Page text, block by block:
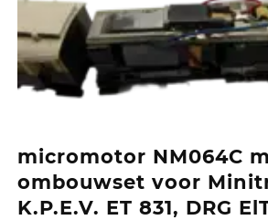
micromotor NM064C
ombouwset voor
K.P.E.V. ET 831, DRG